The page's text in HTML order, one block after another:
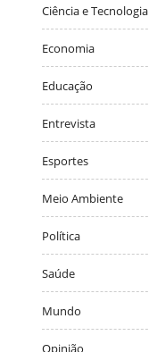
Ciência e Tecnologia
Economia
Educação
Entrevista
Esportes
Meio Ambiente
Política
Saúde
Mundo
Opinião